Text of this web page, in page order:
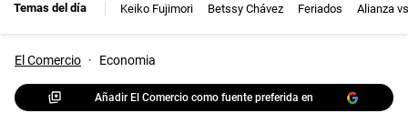
Temas del día Keiko Fujimori Betssy Chávez Feriados Alianza
El Comercio · Economia
Añadir El Comercio como fuente preferida en